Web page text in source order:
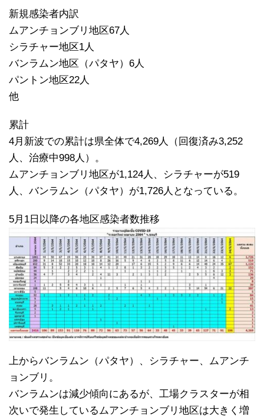
新規感染者内訳
ムアンチョンブリ地区67人
シラチャー地区1人
バンラムン地区（パタヤ）6人
パントン地区22人
他
累計
4月新波での累計は県全体で4,269人（回復済み3,252
人、治療中998人）。
ムアンチョンブリ地区が1,124人、シラチャーが519
人、バンラムン（パタヤ）が1,726人となっている。
5月1日以降の各地区感染者数推移
上からバンラムン（パタヤ）、シラチャー、ムアンチ
ョンブリ。
バンラムンは減少傾向にあるが、工場クラスターが相
次いで発生しているムアンチョンブリ地区は大きく増